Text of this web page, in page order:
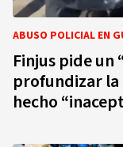
ABUSO POLICIAL EN
Finjus pide
profundizar
hecho